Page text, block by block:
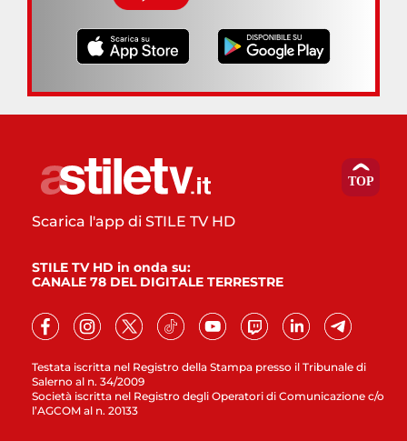
Testata iscritta nel Registro della Stampa presso il Tribunale di
Salerno al n. 34/2009
Società iscritta nel Registro degli Operatori di Comunicazione c/o
l’AGCOM al n. 20133
Scarica l'app di STILE TV HD
STILE TV HD in onda su:
CANALE 78 DEL DIGITALE TERRESTRE